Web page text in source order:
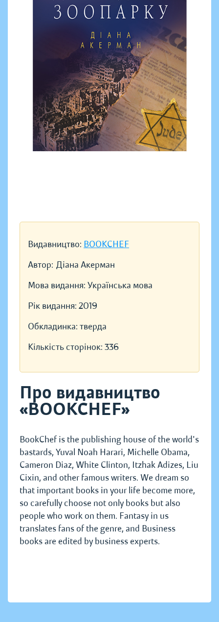
Видавництво: BOOKCHEF
Автор: Діана Акерман
Мова видання: Українська мова
Рік видання: 2019
Обкладинка: тверда
Кількість сторінок: 336
Про видавництво
«BOOKCHEF»
BookChef is the publishing house of the world's
bastards, Yuval Noah Harari, Michelle Obama,
Cameron Diaz, White Clinton, Itzhak Adizes, Liu
Cixin, and other famous writers. We dream so
that important books in your life become more,
so carefully choose not only books but also
people who work on them. Fantasy in us
translates fans of the genre, and Business
books are edited by business experts.